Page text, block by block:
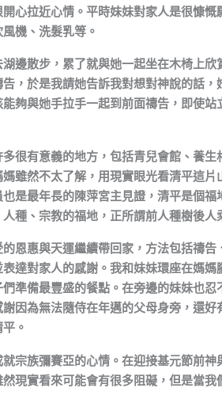
心拉近心情。平時妹妹對家人是很慷
機、洗髮乳等。
邊散步，累了就與她一起坐在木椅上
，於是我請她告訴我對想對神說的話
夠與她手拉手一起到前面禱告，即使站
很有意義的地方，包括青兒會館、養
雖然不太了解，用現實眼光看清平這
是最年長的陳萍宮主見證，清平是個
種、宗教的福地，正所謂前人種樹後人
恩惠與天運繼續帶回家，方法包括禱
達對家人的感謝。我和妹妹環座在媽
準備最豐盛的餐點。在旁邊的妹妹也
因為無法隨侍在年邁的父母身旁，還
。
宗族彌賽亞的心情。在迎接基元節前
現實看來可能會有很多阻礙，但是當